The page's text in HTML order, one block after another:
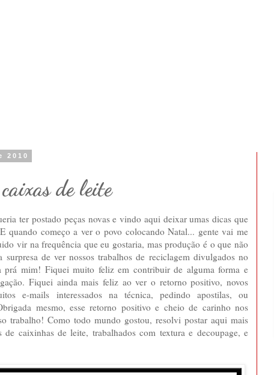
2010
de leite
ter postado peças novas e vindo aqui deixar umas dicas que
quando começo a ver o povo colocando Natal... gente vai me
vir na frequência que eu gostaria, mas produção é o que não
de ver nossos trabalhos de reciclagem divulgados no
prá mim! Fiquei muito feliz em contribuir de alguma forma e
Fiquei ainda mais feliz ao ver o retorno positivo, novos
e-mails interessados na técnica, pedindo apostilas, ou
mesmo, esse retorno positivo e cheio de carinho nos
trabalho! Como todo mundo gostou, resolvi postar aqui mais
caixinhas de leite, trabalhados com textura e decoupage, e